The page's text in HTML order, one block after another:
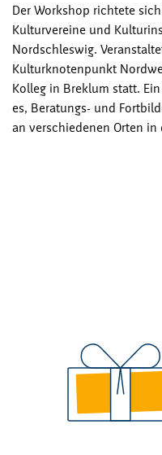
Der Workshop richtete
Kulturvereine und
Nordschleswig.
Kulturknotenpunkt
Kolleg in Breklum statt.
es, Beratungs- und
an verschiedenen Orten in